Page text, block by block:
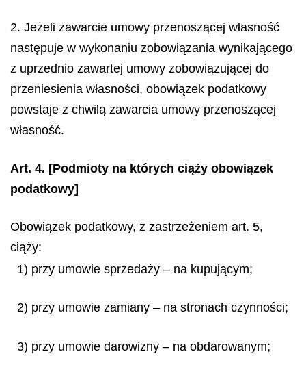
2. Jeżeli zawarcie umowy przenoszącej własność
następuje w wykonaniu zobowiązania wynikającego
z uprzednio zawartej umowy zobowiązującej do
przeniesienia własności, obowiązek podatkowy
powstaje z chwilą zawarcia umowy przenoszącej
własność.
Art. 4. [Podmioty na których ciąży obowiązek
podatkowy]
Obowiązek podatkowy, z zastrzeżeniem art. 5,
ciąży:
1) przy umowie sprzedaży – na kupującym;
2) przy umowie zamiany – na stronach czynności;
3) przy umowie darowizny – na obdarowanym;